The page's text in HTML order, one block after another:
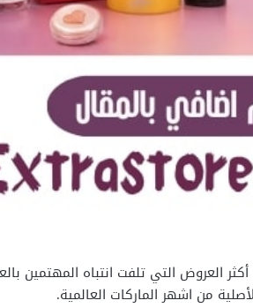
العيد و كثرة التخفيضات ، تبقي عروض عيد الأضحي ديرمازون 2026 من أكثر العروض
من اشهر الماركات العالمية.